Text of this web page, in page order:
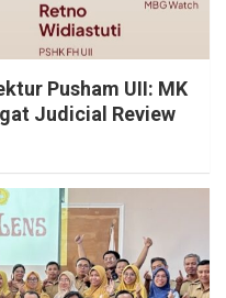
Pusham UII: MK
Judicial Review